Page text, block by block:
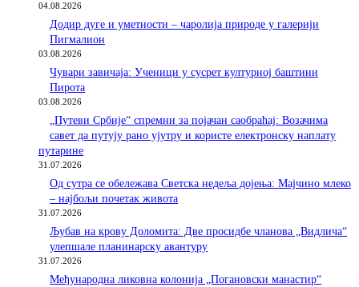
04.08.2026
Додир дуге и уметности – чаролија природе у галерији
Пигмалион
03.08.2026
Чувари завичаја: Ученици у сусрет културној баштини
Пирота
03.08.2026
„Путеви Србије“ спремни за појачан саобраћај: Возачима
савет да путују рано ујутру и користе електронску наплату
путарине
31.07.2026
Од сутра се обележава Светска недеља дојења: Мајчино млеко
– најбољи почетак живота
31.07.2026
Љубав на крову Доломита: Две просидбе чланова „Видлича“
улепшале планинарску авантуру
31.07.2026
Међународна ликовна колонија „Погановски манастир“